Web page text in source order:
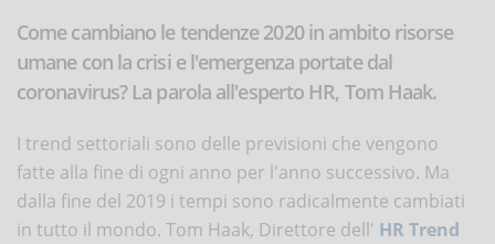
Come cambiano le tendenze 2020 in ambito risorse
umane con la crisi e l'emergenza portate dal
coronavirus? La parola all'esperto HR, Tom Haak.
I trend settoriali sono delle previsioni che vengono
fatte alla fine di ogni anno per l'anno successivo. Ma
dalla fine del 2019 i tempi sono radicalmente cambiati
in tutto il mondo. Tom Haak, Direttore dell' HR Trend